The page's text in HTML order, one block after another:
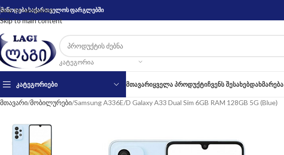
Skip to navigation
Skip to main content
მიწოდება საქართველოს ფარგლებში
ᲙᲐᲢᲔᲒᲝᲠᲘᲐ
ᲙᲐᲢᲔᲒᲝᲠᲘᲔᲑᲘ ᲛᲗᲐᲕᲐᲠᲘᲧᲕᲔᲚᲐ ᲞᲠᲝᲓᲣᲥᲢᲘᲩᲕᲔᲜᲡ ᲨᲔᲡᲐᲮᲔᲑᲓᲐᲮᲛᲐᲠᲔᲑᲐ
მთავარი მობილურები Samsung A336E/D Galaxy A33 Dual Sim 6GB RAM 128GB 5G (Blue)